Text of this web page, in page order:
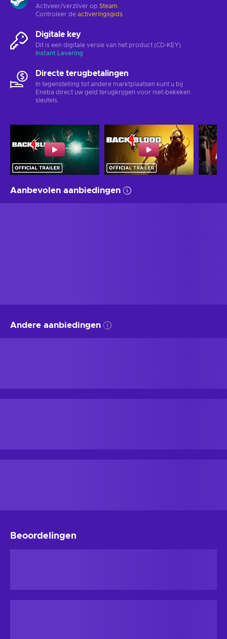
Activeer/verzilver op Steam
Controleer de activeringsgids
Digitale key
Dit is een digitale versie van het product (CD-KEY)
Instant Levering
Directe terugbetalingen
In tegenstelling tot andere marktplaatsen kunt u bij
Eneba direct uw geld terugkrijgen voor niet-bekeken
sleutels.
Aanbevolen aanbiedingen
Andere aanbiedingen
Beoordelingen